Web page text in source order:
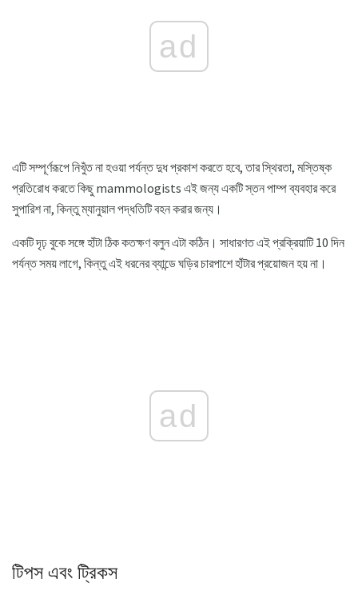
ad
এটি সম্পূর্ণরূপে নিখুঁত না হওয়া পর্যন্ত দুধ প্রকাশ করতে হবে, তার স্থিরতা, মস্তিষ্ক
প্রতিরোধ করতে কিছু mammologists এই জন্য একটি স্তন পাম্প ব্যবহার করে
সুপারিশ না, কিন্তু ম্যানুয়াল পদ্ধতিটি বহন করার জন্য।
একটি দৃঢ় বুকে সঙ্গে হাঁটা ঠিক কতক্ষণ বলুন এটা কঠিন। সাধারণত এই প্রক্রিয়াটি 10 ​​দিন
পর্যন্ত সময় লাগে, কিন্তু এই ধরনের ব্যান্ডে ঘড়ির চারপাশে হাঁটার প্রয়োজন হয় না।
ad
টিপস এবং ট্রিকস